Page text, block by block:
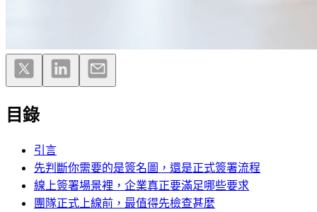
目錄
引言
先判斷你需要的是簽名圖，還是正式簽署流程
線上簽署場景裡，企業真正要滿足哪些要求
團隊正式上線前，最值得先檢查甚麼